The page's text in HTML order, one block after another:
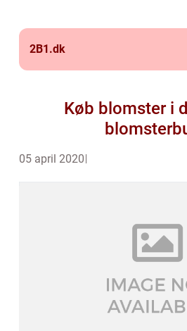
2B1.dk
Køb blomster i
05 april 2020